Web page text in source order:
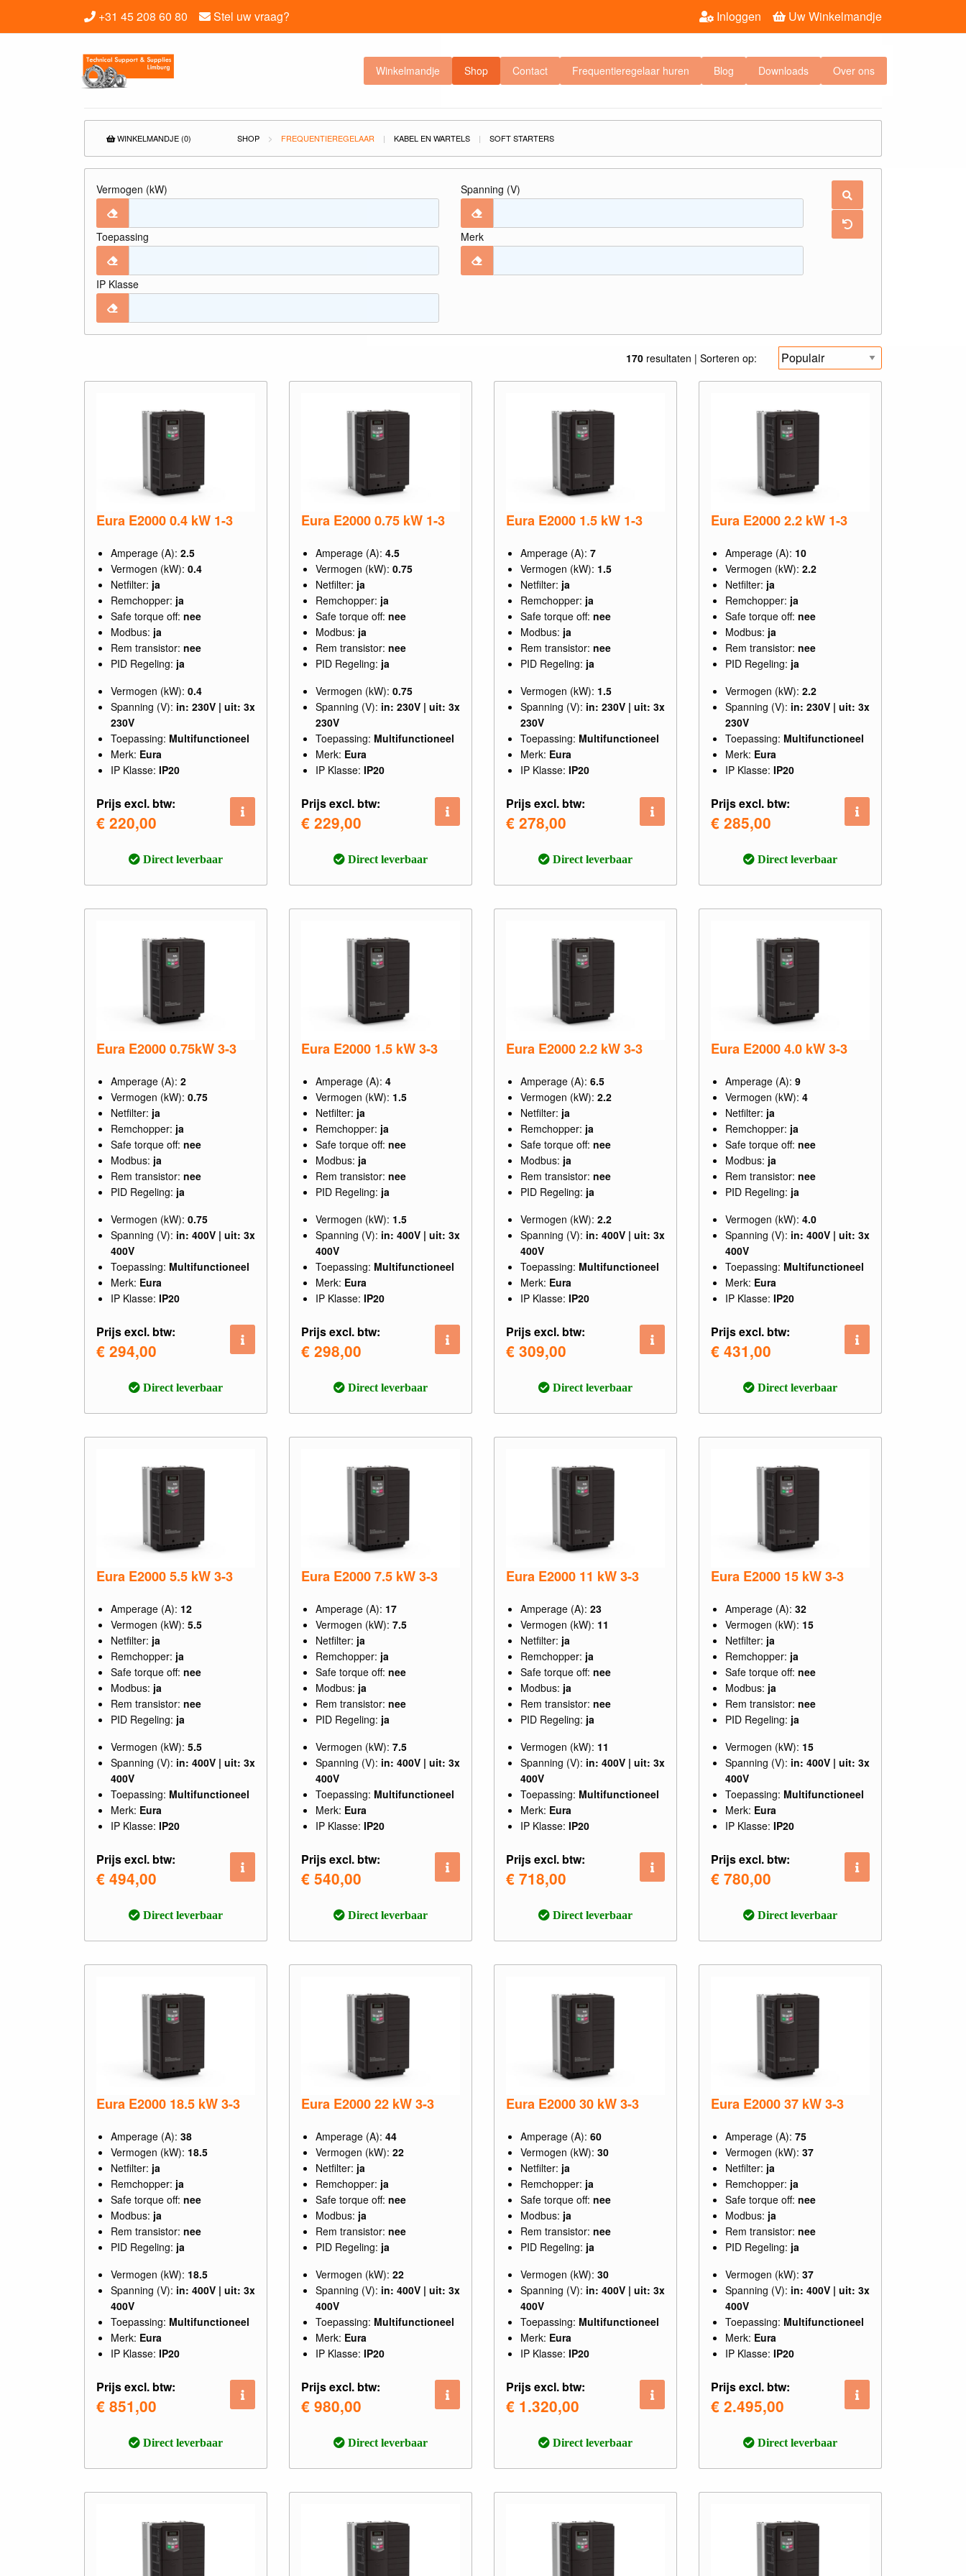
+31 45 208 60 80 Stel uw vraag? Uw Winkelmandje
Inloggen
Winkelmandje Shop Contact Frequentieregelaar huren Blog Downloads Over ons
WINKELMANDJE (0) SHOP FREQUENTIEREGELAAR KABEL EN WARTELS SOFT STARTERS
Vermogen (kW) Spanning (V)
Toepassing Merk
IP Klasse
170resultaten | Sorteren op:
Eura E2000 0.4 kW 1-3
Amperage (A): 2.5
Vermogen (kW): 0.4
Netfilter: ja
Remchopper: ja
Safe torque off: nee
Modbus: ja
Rem transistor: nee
PID Regeling: ja
Vermogen (kW): 0.4
Spanning (V): in: 230V | uit: 3x
230V
Toepassing: Multifunctioneel
Merk: Eura
IP Klasse: IP20
Prijs excl. btw:
€ 220,00
Direct leverbaar
Eura E2000 0.75 kW 1-3
Amperage (A): 4.5
Vermogen (kW): 0.75
Netfilter: ja
Remchopper: ja
Safe torque off: nee
Modbus: ja
Rem transistor: nee
PID Regeling: ja
Vermogen (kW): 0.75
Spanning (V): in: 230V | uit: 3x
230V
Toepassing: Multifunctioneel
Merk: Eura
IP Klasse: IP20
Prijs excl. btw:
€ 229,00
Direct leverbaar
Eura E2000 1.5 kW 1-3
Amperage (A): 7
Vermogen (kW): 1.5
Netfilter: ja
Remchopper: ja
Safe torque off: nee
Modbus: ja
Rem transistor: nee
PID Regeling: ja
Vermogen (kW): 1.5
Spanning (V): in: 230V | uit: 3x
230V
Toepassing: Multifunctioneel
Merk: Eura
IP Klasse: IP20
Prijs excl. btw:
€ 278,00
Direct leverbaar
Eura E2000 2.2 kW 1-3
Amperage (A): 10
Vermogen (kW): 2.2
Netfilter: ja
Remchopper: ja
Safe torque off: nee
Modbus: ja
Rem transistor: nee
PID Regeling: ja
Vermogen (kW): 2.2
Spanning (V): in: 230V | uit: 3x
230V
Toepassing: Multifunctioneel
Merk: Eura
IP Klasse: IP20
Prijs excl. btw:
€ 285,00
Direct leverbaar
Eura E2000 0.75kW 3-3
Amperage (A): 2
Vermogen (kW): 0.75
Netfilter: ja
Remchopper: ja
Safe torque off: nee
Modbus: ja
Rem transistor: nee
PID Regeling: ja
Vermogen (kW): 0.75
Spanning (V): in: 400V | uit: 3x
400V
Toepassing: Multifunctioneel
Merk: Eura
IP Klasse: IP20
Prijs excl. btw:
€ 294,00
Direct leverbaar
Eura E2000 1.5 kW 3-3
Amperage (A): 4
Vermogen (kW): 1.5
Netfilter: ja
Remchopper: ja
Safe torque off: nee
Modbus: ja
Rem transistor: nee
PID Regeling: ja
Vermogen (kW): 1.5
Spanning (V): in: 400V | uit: 3x
400V
Toepassing: Multifunctioneel
Merk: Eura
IP Klasse: IP20
Prijs excl. btw:
€ 298,00
Direct leverbaar
Eura E2000 2.2 kW 3-3
Amperage (A): 6.5
Vermogen (kW): 2.2
Netfilter: ja
Remchopper: ja
Safe torque off: nee
Modbus: ja
Rem transistor: nee
PID Regeling: ja
Vermogen (kW): 2.2
Spanning (V): in: 400V | uit: 3x
400V
Toepassing: Multifunctioneel
Merk: Eura
IP Klasse: IP20
Prijs excl. btw:
€ 309,00
Direct leverbaar
Eura E2000 4.0 kW 3-3
Amperage (A): 9
Vermogen (kW): 4
Netfilter: ja
Remchopper: ja
Safe torque off: nee
Modbus: ja
Rem transistor: nee
PID Regeling: ja
Vermogen (kW): 4.0
Spanning (V): in: 400V | uit: 3x
400V
Toepassing: Multifunctioneel
Merk: Eura
IP Klasse: IP20
Prijs excl. btw:
€ 431,00
Direct leverbaar
Eura E2000 5.5 kW 3-3
Amperage (A): 12
Vermogen (kW): 5.5
Netfilter: ja
Remchopper: ja
Safe torque off: nee
Modbus: ja
Rem transistor: nee
PID Regeling: ja
Vermogen (kW): 5.5
Spanning (V): in: 400V | uit: 3x
400V
Toepassing: Multifunctioneel
Merk: Eura
IP Klasse: IP20
Prijs excl. btw:
€ 494,00
Direct leverbaar
Eura E2000 7.5 kW 3-3
Amperage (A): 17
Vermogen (kW): 7.5
Netfilter: ja
Remchopper: ja
Safe torque off: nee
Modbus: ja
Rem transistor: nee
PID Regeling: ja
Vermogen (kW): 7.5
Spanning (V): in: 400V | uit: 3x
400V
Toepassing: Multifunctioneel
Merk: Eura
IP Klasse: IP20
Prijs excl. btw:
€ 540,00
Direct leverbaar
Eura E2000 11 kW 3-3
Amperage (A): 23
Vermogen (kW): 11
Netfilter: ja
Remchopper: ja
Safe torque off: nee
Modbus: ja
Rem transistor: nee
PID Regeling: ja
Vermogen (kW): 11
Spanning (V): in: 400V | uit: 3x
400V
Toepassing: Multifunctioneel
Merk: Eura
IP Klasse: IP20
Prijs excl. btw:
€ 718,00
Direct leverbaar
Eura E2000 15 kW 3-3
Amperage (A): 32
Vermogen (kW): 15
Netfilter: ja
Remchopper: ja
Safe torque off: nee
Modbus: ja
Rem transistor: nee
PID Regeling: ja
Vermogen (kW): 15
Spanning (V): in: 400V | uit: 3x
400V
Toepassing: Multifunctioneel
Merk: Eura
IP Klasse: IP20
Prijs excl. btw:
€ 780,00
Direct leverbaar
Eura E2000 18.5 kW 3-3
Amperage (A): 38
Vermogen (kW): 18.5
Netfilter: ja
Remchopper: ja
Safe torque off: nee
Modbus: ja
Rem transistor: nee
PID Regeling: ja
Vermogen (kW): 18.5
Spanning (V): in: 400V | uit: 3x
400V
Toepassing: Multifunctioneel
Merk: Eura
IP Klasse: IP20
Prijs excl. btw:
€ 851,00
Direct leverbaar
Eura E2000 22 kW 3-3
Amperage (A): 44
Vermogen (kW): 22
Netfilter: ja
Remchopper: ja
Safe torque off: nee
Modbus: ja
Rem transistor: nee
PID Regeling: ja
Vermogen (kW): 22
Spanning (V): in: 400V | uit: 3x
400V
Toepassing: Multifunctioneel
Merk: Eura
IP Klasse: IP20
Prijs excl. btw:
€ 980,00
Direct leverbaar
Eura E2000 30 kW 3-3
Amperage (A): 60
Vermogen (kW): 30
Netfilter: ja
Remchopper: ja
Safe torque off: nee
Modbus: ja
Rem transistor: nee
PID Regeling: ja
Vermogen (kW): 30
Spanning (V): in: 400V | uit: 3x
400V
Toepassing: Multifunctioneel
Merk: Eura
IP Klasse: IP20
Prijs excl. btw:
€ 1.320,00
Direct leverbaar
Eura E2000 37 kW 3-3
Amperage (A): 75
Vermogen (kW): 37
Netfilter: ja
Remchopper: ja
Safe torque off: nee
Modbus: ja
Rem transistor: nee
PID Regeling: ja
Vermogen (kW): 37
Spanning (V): in: 400V | uit: 3x
400V
Toepassing: Multifunctioneel
Merk: Eura
IP Klasse: IP20
Prijs excl. btw:
€ 2.495,00
Direct leverbaar